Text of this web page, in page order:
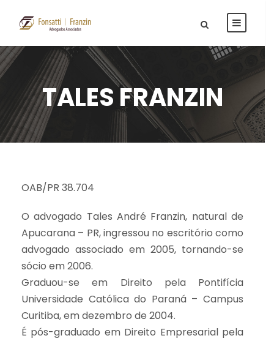
TALES FRANZIN
OAB/PR 38.704
O advogado Tales André Franzin, natural de
Apucarana – PR, ingressou no escritório como
advogado associado em 2005, tornando-se
sócio em 2006.
Graduou-se em Direito pela Pontifícia
Universidade Católica do Paraná – Campus
Curitiba, em dezembro de 2004.
É pós-graduado em Direito Empresarial pela